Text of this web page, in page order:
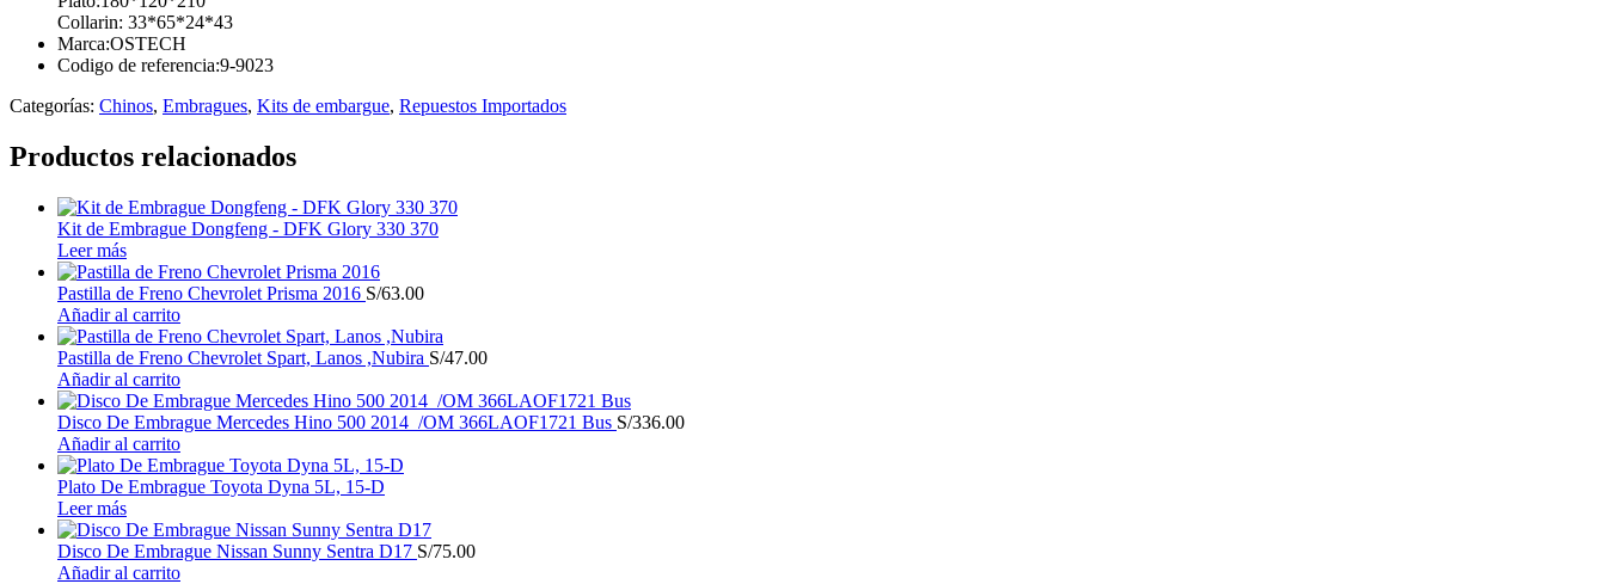
Collarin: 33*65*24*43
Marca:OSTECH
Codigo de referencia:9-9023
Categorías: Chinos, Embragues, Kits de embargue, Repuestos Importados
Productos relacionados
Kit de Embrague Dongfeng - DFK Glory 330 370
Leer más
Pastilla de Freno Chevrolet Prisma 2016 S/63.00
Añadir al carrito
Pastilla de Freno Chevrolet Spart, Lanos ,Nubira S/47.00
Añadir al carrito
Disco De Embrague Mercedes Hino 500 2014 /OM 366LAOF1721 Bus S/336.00
Añadir al carrito
Plato De Embrague Toyota Dyna 5L, 15-D
Leer más
Disco De Embrague Nissan Sunny Sentra D17 S/75.00
Añadir al carrito